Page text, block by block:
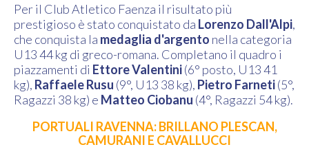
Per il Club Atletico Faenza il risultato più
prestigioso è stato conquistato da Lorenzo Dall'Alpi,
che conquista la medaglia d'argento nella categoria
U13 44 kg di greco-romana. Completano il quadro i
piazzamenti di Ettore Valentini(6° posto, U13 41
kg), Raffaele Rusu (9°, U13 38 kg), Pietro Farneti(5°,
Ragazzi 38 kg) e Matteo Ciobanu (4°, Ragazzi 54 kg).
PORTUALI RAVENNA: BRILLANO PLESCAN,
CAMURANI E CAVALLUCCI